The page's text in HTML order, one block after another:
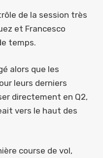
de la session très
et Francesco
temps.
alors que les
leurs derniers
directement en Q2,
vers le haut des
course de vol,